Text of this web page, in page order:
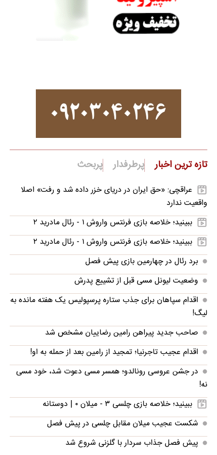
تازه ترین اخبار پرطرفدار پربحث
عراقچی: «حق ایران در دریای خزر داده شد و رفت» اصلا
واقعیت ندارد
ببینید؛ خلاصه بازی فرنتس واروش ۱ - رئال مادرید ۲
ببینید؛ خلاصه بازی فرنتس واروش ۱ - رئال مادرید ۲
برد رئال در چهارمین بازی پیش فصل
وضعیت لیونل مسی قبل از تشییع پدرش
اقدام سپاهان برای جذب ستاره پرسپولیس یک هفته مانده به
لیگ!
صاحب جدید پیراهن رامین رضاییان مشخص شد
اقدام عجیب تاجرنیا؛ تمجید از رامین بعد از حمله به او!
در جشن عروسی رونالدو؛ همسر مسی دعوت شد، خود مسی
نه!
ببینید؛ خلاصه بازی چلسی ۳ - میلان ۰ | دوستانه
شکست عجیب میلان مقابل چلسی در پیش فصل
پیش فصل جذاب سردار با گلزنی شروع شد